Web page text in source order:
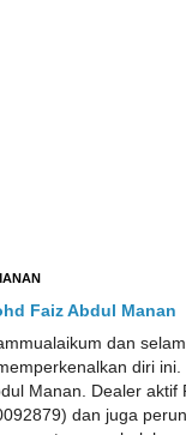
Faiz Abdul Manan
dan
diri
Manan. Dealer aktif
dan juga